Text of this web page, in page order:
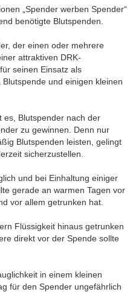
„Spender werben Spender“
benötigte Blutspenden.
der einen oder mehrere
attraktiven DRK-
seinen Einsatz als
und einigen kleinen
es, Blutspender nach der
zu gewinnen. Denn nur
Blutspenden leisten, gelingt
sicherzustellen.
und bei Einhaltung einiger
gerade an warmen Tagen vor
vor allem getrunken hat.
Flüssigkeit hinaus getrunken
direkt vor der Spende sollte
in einem kleinen
für den Spender ungefährlich